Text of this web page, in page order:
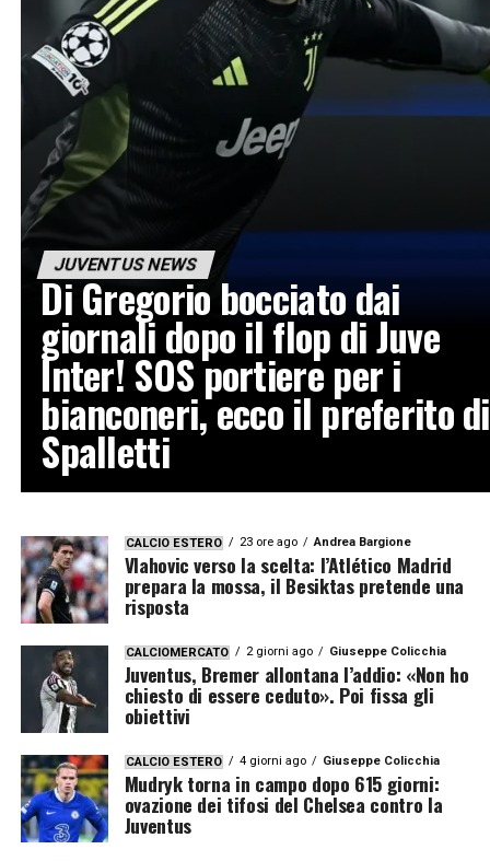
JUVENTUS NEWS
Di Gregorio bocciato dai
giornali dopo il flop di Juve
Inter! SOS portiere per i
bianconeri, ecco il preferito di
Spalletti
CALCIO ESTERO 23 ore ago Andrea Bargione
Vlahovic verso la scelta: l’Atlético Madrid
prepara la mossa, il Besiktas pretende una
risposta
CALCIOMERCATO 2 giorni ago Giuseppe Colicchia
Juventus, Bremer allontana l’addio: «Non ho
chiesto di essere ceduto». Poi fissa gli
obiettivi
CALCIO ESTERO 4 giorni ago Giuseppe Colicchia
Mudryk torna in campo dopo 615 giorni:
ovazione dei tifosi del Chelsea contro la
Juventus